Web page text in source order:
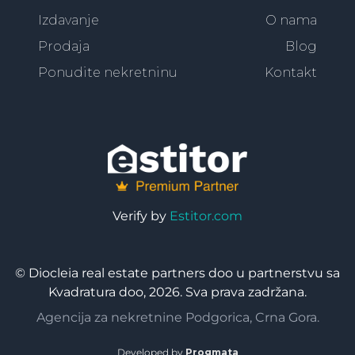
Izdavanje
Prodaja
Ponudite nekretninu
O nama
Blog
Kontakt
Verify by Estitor.com
© Diocleia real estate partners doo u partnerstvu sa
Kvadratura doo, 2026. Sva prava zadržana.
Agencija za nekretnine Podgorica, Crna Gora.
Developed by Progmata